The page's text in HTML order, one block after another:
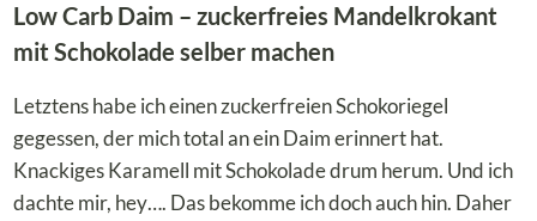
Low Carb Daim – zuckerfreies Mandelkrokant
mit Schokolade selber machen
Letztens habe ich einen zuckerfreien Schokoriegel
gegessen, der mich total an ein Daim erinnert hat.
Knackiges Karamell mit Schokolade drum herum. Und ich
dachte mir, hey…. Das bekomme ich doch auch hin. Daher